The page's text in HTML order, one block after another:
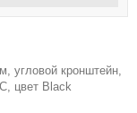
угловой кронштейн,
цвет Black